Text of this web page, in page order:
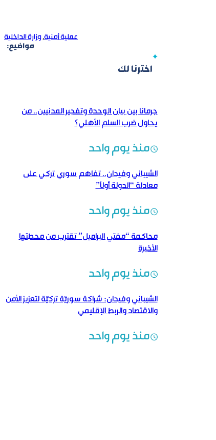
عملية أمنية,وزارة الداخلية
مواضيع:
اخترنا لك
جرمانا بين بيان الوحدة وتفجير المدنيين.. من
يحاول ضرب السلم الأهلي؟
منذ يوم واحد
الشيباني وفيدان.. تفاهم سوري تركي على
معادلة “الدولة أولاً”
منذ يوم واحد
محاكمة “مفتي البراميل” تقترب من محطتها
الأخيرة
منذ يوم واحد
الشيباني وفيدان: شراكة سوريّة تركيّة لتعزيز الأمن
والاقتصاد والربط الإقليمي
منذ يوم واحد